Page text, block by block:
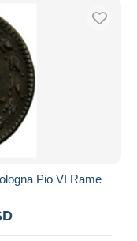
Pio VI Rame